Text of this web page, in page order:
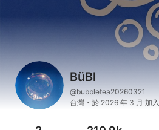
BüBl
@bubbletea20260321
台灣・於 2026 年 3 月 加入